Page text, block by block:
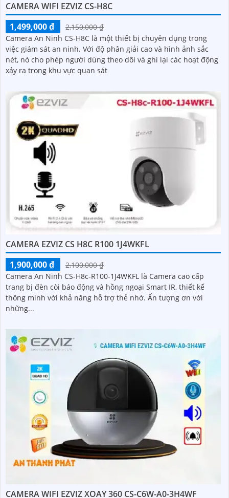
CAMERA WIFI EZVIZ CS-H8C
1,499,000 ₫
2,150,000 ₫
Camera An Ninh CS-H8C là một thiết bị chuyên dụng trong
việc giám sát an ninh. Với độ phân giải cao và hình ảnh sắc
nét, nó cho phép người dùng theo dõi và ghi lại các hoạt động
xảy ra trong khu vực quan sát
CAMERA EZVIZ CS H8C R100 1J4WKFL
1,900,000 ₫
2,100,000 ₫
Camera An Ninh CS-H8c-R100-1J4WKFL là Camera cao cấp
trang bị đèn còi báo động và hồng ngoại Smart IR, thiết kế
thông minh với khả năng hỗ trợ thẻ nhớ. Ấn tượng ơn với
những...
CAMERA WIFI EZVIZ XOAY 360 CS-C6W-A0-3H4WF